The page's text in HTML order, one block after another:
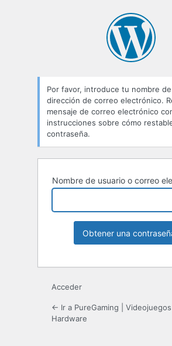
Por favor, introduce tu nombre
dirección de correo electrónico.
mensaje de correo electrónico
instrucciones sobre cómo
contraseña.
Nombre de usuario o correo
Acceder
← Ir a PureGaming |
Hardware